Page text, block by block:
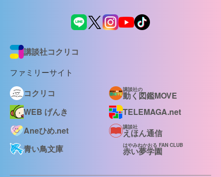
講談社コクリコ
ファミリーサイト
コクリコ
講談社の
動く図鑑MOVE
WEB げんき
TELEMAGA.net
Aneひめ.net
講談社
えほん通信
青い鳥文庫
はやみねかおる FAN CLUB
赤い夢学園